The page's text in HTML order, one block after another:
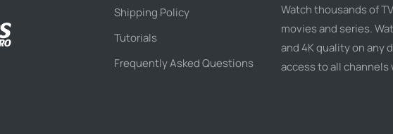
Shipping Policy
Tutorials
Frequently Asked Questions
Watch thousands of
movies and series.
and 4K quality on any
access to all channels